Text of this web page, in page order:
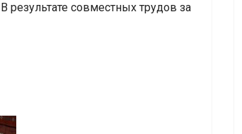
результате совместных трудов за